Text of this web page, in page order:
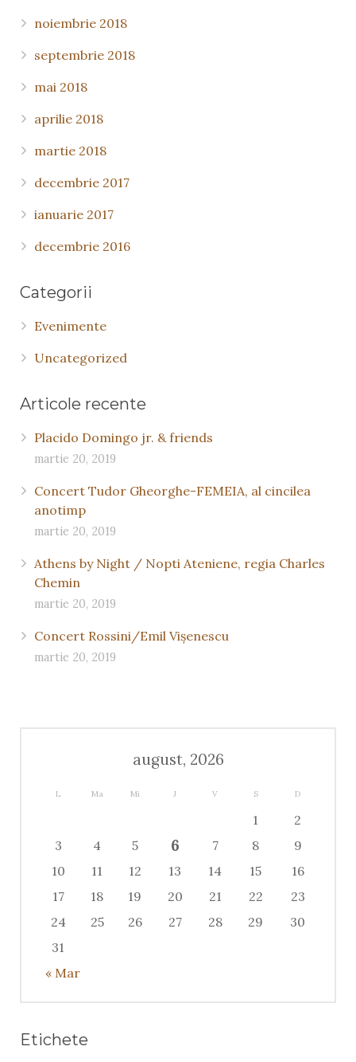
noiembrie 2018
septembrie 2018
mai 2018
aprilie 2018
martie 2018
decembrie 2017
ianuarie 2017
decembrie 2016
Categorii
Evenimente
Uncategorized
Articole recente
Placido Domingo jr. & friends
martie 20, 2019
Concert Tudor Gheorghe-FEMEIA, al cincilea
anotimp
martie 20, 2019
Athens by Night / Nopti Ateniene, regia Charles
Chemin
martie 20, 2019
Concert Rossini/Emil Vişenescu
martie 20, 2019
august, 2026
L Ma Mi J V S D
« Mar
1
2
3
4 5 6 7 8
9
10
11 12 13 14 15
16
17
18 19 20 21 22
23
24
25 26 27 28 29
30
31
Etichete